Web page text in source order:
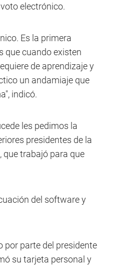
electrónico.
Es la primera
que cuando existen
de aprendizaje y
un andamiaje que
indicó.
les pedimos la
presidentes de la
que trabajó para que
del software y
por parte del presidente
su tarjeta personal y